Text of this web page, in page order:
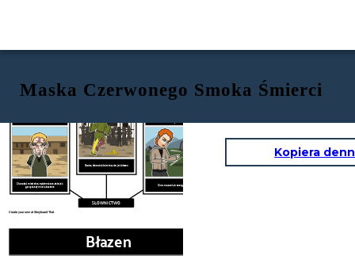
Maska Czerwonego Smoka Śmierci
Create your own at Storyboard That
Krzepki
Zaraza
Osoba, która działa śmiesznie, jak błazen
Silne, mocne lub energiczne
Choroba śmiertelna, epidemiczna, taka jak
gorączka dymna lub czarna
SŁOWNICTWO
Błazen
Kopiera